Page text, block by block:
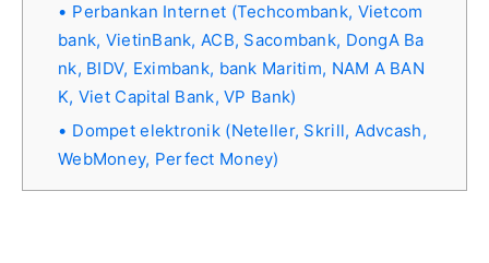
Perbankan Internet (Techcombank, Vietcom
bank, VietinBank, ACB, Sacombank, DongA Ba
nk, BIDV, Eximbank, bank Maritim, NAM A BAN
K, Viet Capital Bank, VP Bank)
Dompet elektronik (Neteller, Skrill, Advcash,
WebMoney, Perfect Money)